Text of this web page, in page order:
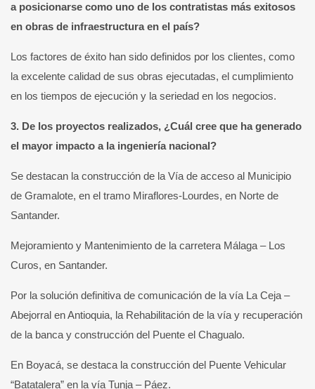
a posicionarse como uno de los contratistas más exitosos
en obras de infraestructura en el país?
Los factores de éxito han sido definidos por los clientes, como
la excelente calidad de sus obras ejecutadas, el cumplimiento
en los tiempos de ejecución y la seriedad en los negocios.
3. De los proyectos realizados, ¿Cuál cree que ha generado
el mayor impacto a la ingeniería nacional?
Se destacan la construcción de la Vía de acceso al Municipio
de Gramalote, en el tramo Miraflores-Lourdes, en Norte de
Santander.
Mejoramiento y Mantenimiento de la carretera Málaga – Los
Curos, en Santander.
Por la solución definitiva de comunicación de la vía La Ceja –
Abejorral en Antioquia, la Rehabilitación de la vía y recuperación
de la banca y construcción del Puente el Chagualo.
En Boyacá, se destaca la construcción del Puente Vehicular
“Batatalera” en la vía Tunja – Páez.